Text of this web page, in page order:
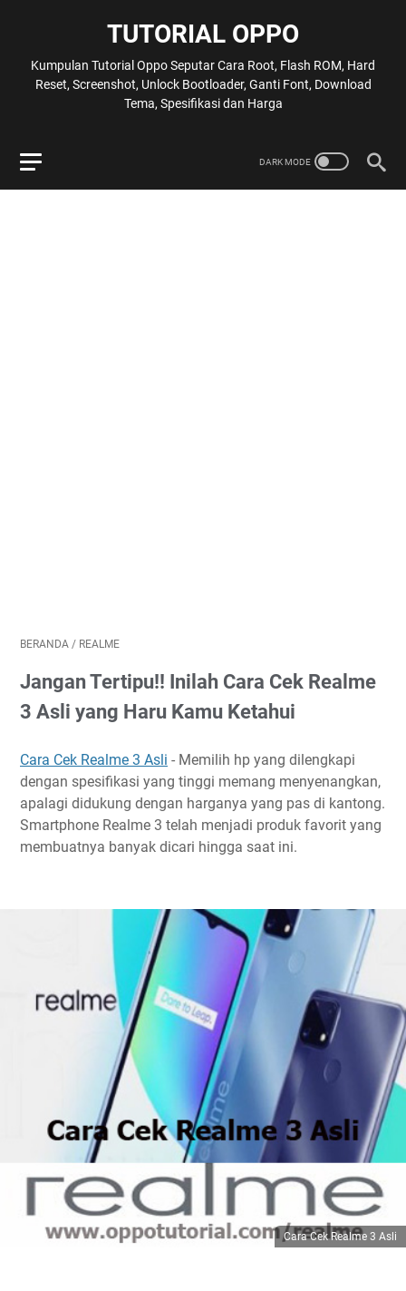
TUTORIAL OPPO
Kumpulan Tutorial Oppo Seputar Cara Root, Flash ROM, Hard
Reset, Screenshot, Unlock Bootloader, Ganti Font, Download
Tema, Spesifikasi dan Harga
BERANDA / REALME
Jangan Tertipu!! Inilah Cara Cek Realme
3 Asli yang Haru Kamu Ketahui
Cara Cek Realme 3 Asli - Memilih hp yang dilengkapi
dengan spesifikasi yang tinggi memang menyenangkan,
apalagi didukung dengan harganya yang pas di kantong.
Smartphone Realme 3 telah menjadi produk favorit yang
membuatnya banyak dicari hingga saat ini.
Cara Cek Realme 3 Asli